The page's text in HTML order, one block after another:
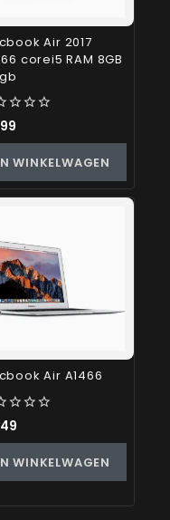
Air 2017
corei5 RAM 8GB
WINKELWAGEN
Air A1466
WINKELWAGEN